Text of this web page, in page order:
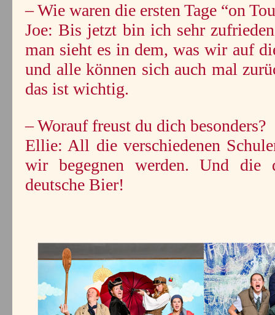
– Wie waren die ersten Tage “on
Joe: Bis jetzt bin ich sehr
man sieht es in dem, was wir auf
und alle können sich auch mal
das ist wichtig.
– Worauf freust du dich besonders?
Ellie: All die verschiedenen
wir begegnen werden. Und die
deutsche Bier!